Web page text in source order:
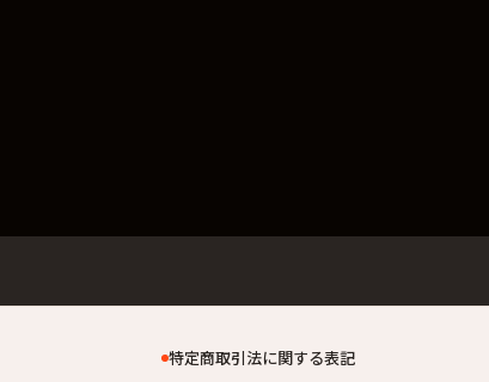
特定商取引法に関する表記